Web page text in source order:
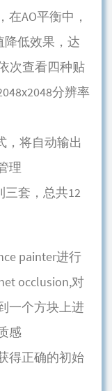
AO平衡中，
降低效果，达
次查看四种贴
分辨率
，将自动输出
理
三套，总共12
painter进行
occlusion,对
一个方块上进
感
得正确的初始